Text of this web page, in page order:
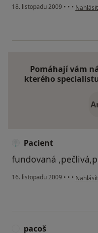
18. listopadu 2009 • • • podle
Pomáhají vám
kterého
Pacient
fundovaná
16. listopadu 2009 • • • podle
pacoš